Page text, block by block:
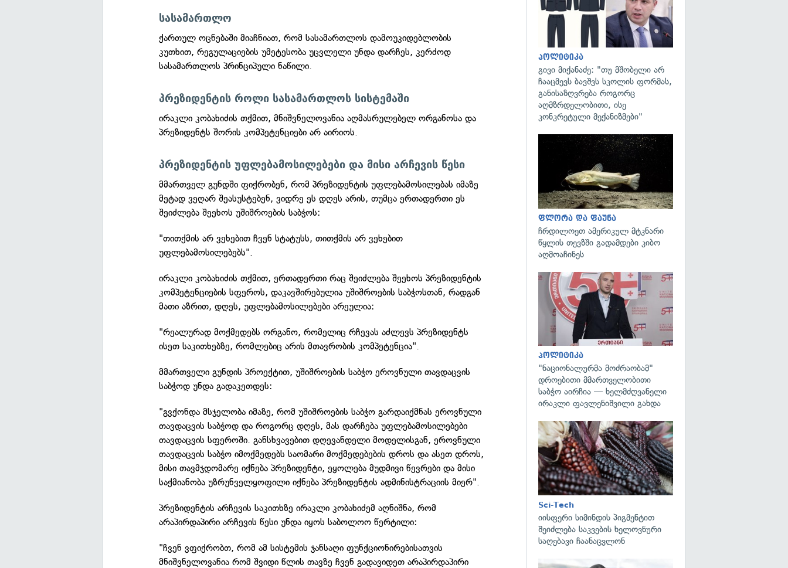
სასამართლო
ქართულ ოცნებაში მიაჩნიათ, რომ სასამართლოს დამოუკიდებლობის
კუთხით, რეგულაციების უმეტესობა უცვლელი უნდა დარჩეს, კერძოდ
სასამართლოს პრინციპული ნაწილი.
პრეზიდენტის როლი სასამართლოს სისტემაში
ირაკლი კობახიძის თქმით, მნიშვნელოვანია აღმასრულებელ ორგანოსა და
პრეზიდენტს შორის კომპეტენციები არ აირიოს.
პრეზიდენტის უფლებამოსილებები და მისი არჩევის წესი
მმართველ გუნდში ფიქრობენ, რომ პრეზიდენტის უფლებამოსილებას იმაზე
მეტად ვეღარ შეასუსტებენ, ვიდრე ეს დღეს არის, თუმცა ერთადერთი ეს
შეიძლება შეეხოს უშიშროების საბჭოს:
"თითქმის არ ვეხებით ჩვენ სტატუსს, თითქმის არ ვეხებით
უფლებამოსილებებს".
ირაკლი კობახიძის თქმით, ერთადერთი რაც შეიძლება შეეხოს პრეზიდენტის
კომპეტენციების სფეროს, დაკავშირებულია უშიშროების საბჭოსთან, რადგან
მათი აზრით, დღეს, უფლებამოსილებები არეულია:
"რეალურად მოქმედებს ორგანო, რომელიც რჩევას აძლევს პრეზიდენტს
ისეთ საკითხებზე, რომლებიც არის მთავრობის კომპეტენცია".
მმართველი გუნდის პროექტით, უშიშროების საბჭო ეროვნული თავდაცვის
საბჭოდ უნდა გადაკეთდეს:
"გვქონდა მსჯელობა იმაზე, რომ უშიშროების საბჭო გარდაიქმნას ეროვნული
თავდაცვის საბჭოდ და როგორც დღეს, მას დარჩება უფლებამოსილებები
თავდაცვის სფეროში. განსხვავებით დღევანდელი მოდელისგან, ეროვნული
თავდაცვის საბჭო იმოქმედებს საომარი მოქმედებების დროს და ასეთ დროს,
მისი თავმჯდომარე იქნება პრეზიდენტი, ეყოლება მუდმივი წევრები და მისი
საქმიანობა უზრუნველყოფილი იქნება პრეზიდენტის ადმინისტრაციის მიერ".
პრეზიდენტის არჩევის საკითხზე ირაკლი კობახიძემ აღნიშნა, რომ
არაპირდაპირი არჩევის წესი უნდა იყოს საბოლოო წერტილი:
"ჩვენ ვფიქრობთ, რომ ამ სისტემის ჯანსაღი ფუნქციონირებისათვის
მნიშვნელოვანია რომ შვიდი წლის თავზე ჩვენ გადავიდეთ არაპირდაპირი
პოლიტიკა
გივი მიქანაძე: "თუ მშობელი არ
ჩააცმევს ბავშვს სკოლის ფორმას,
განისაზღვრება როგორც
აღმზრდელობითი, ისე
კონკრეტული მექანიზმები"
ფლორა და ფაუნა
ჩრდილოეთ ამერიკულ მტკნარი
წყლის თევზში გადამდები კიბო
აღმოაჩინეს
პოლიტიკა
"ნაციონალურმა მოძრაობამ"
დროებითი მმართველობითი
საბჭო აირჩია — ხელმძღვანელი
ირაკლი ფავლენიშვილი გახდა
Sci-Tech
იისფერი სიმინდის პიგმენტით
შეიძლება საკვების ხელოვნური
საღებავი ჩაანაცვლონ